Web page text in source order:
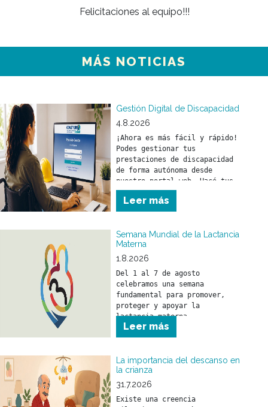
Felicitaciones al equipo!!!
MÁS NOTICIAS
Gestión Digital de Discapacidad
4.8.2026
¡Ahora es más fácil y rápido!
Podes gestionar tus
prestaciones de discapacidad
de forma autónoma desde
nuestro portal web. Hacé tus
trámites en el momento que lo
necesites y sin moverte de tu
casa.
Leer más
Semana Mundial de la Lactancia
Materna
1.8.2026
Del 1 al 7 de agosto
celebramos una semana
fundamental para promover,
proteger y apoyar la
lactancia materna.
Leer más
La importancia del descanso en
la crianza
31.7.2026
Existe una creencia